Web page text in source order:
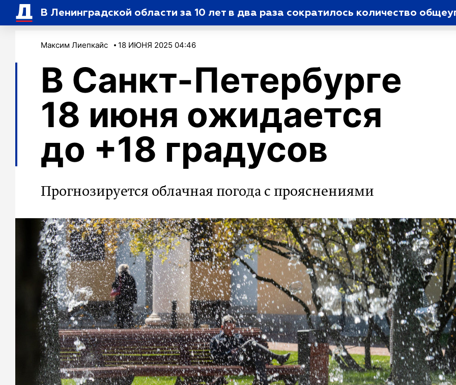
В Ленинградской области за 10 лет в два раза сократилось количество
Максим Лиепкайс 18 ИЮНЯ 2025 04:46
В Санкт-Петербурге
18 июня ожидается
до +18 градусов
Прогнозируется облачная погода с прояснениями